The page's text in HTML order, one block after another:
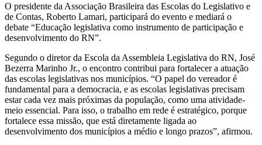
O presidente da Associação Brasileira das Escolas do Legislativo e
de Contas, Roberto Lamari, participará do evento e mediará o
debate “Educação legislativa como instrumento de participação e
desenvolvimento do RN”.
Segundo o diretor da Escola da Assembleia Legislativa do RN, José
Bezerra Marinho Jr., o encontro contribui para fortalecer a atuação
das escolas legislativas nos municípios. “O papel do vereador é
fundamental para a democracia, e as escolas legislativas precisam
estar cada vez mais próximas da população, como uma atividade-
meio essencial. Para isso, o trabalho em rede é estratégico, porque
fortalece essa missão, que está diretamente ligada ao
desenvolvimento dos municípios a médio e longo prazos”, afirmou.